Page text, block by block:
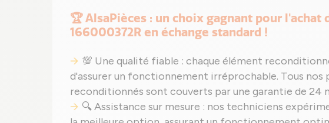
🏆 AlsaPièces : un choix gagnant pour l'achat
166000372R en échange standard !
💯 Une qualité fiable : chaque élément
d'assurer un fonctionnement irréprochable. Tous nos
reconditionnés sont couverts par une garantie de 24
🔍 Assistance sur mesure : nos techniciens